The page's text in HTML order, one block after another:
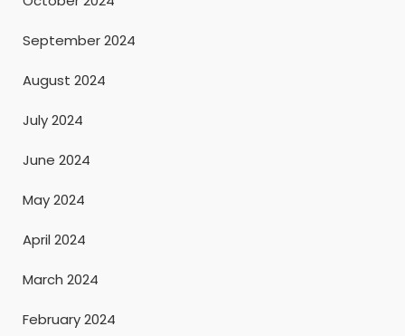
September 2024
August 2024
July 2024
June 2024
May 2024
April 2024
March 2024
February 2024